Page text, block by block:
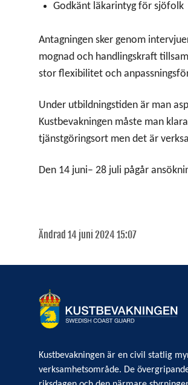
Godkänt läkarintyg för sjöfolk
Antagningen sker genom
mognad och handlingskraft
stor flexibilitet och
Under utbildningstiden är man
Kustbevakningen måste man
tjänstgöringsort men det är
Den 14 juni– 28 juli pågår
Ändrad 14 juni 2024 15:07
Kustbevakningen är en civil statlig
verksamhetsområde. De